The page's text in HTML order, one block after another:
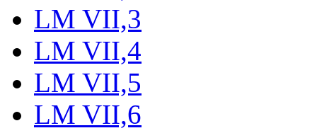
LM VII,3
LM VII,4
LM VII,5
LM VII,6